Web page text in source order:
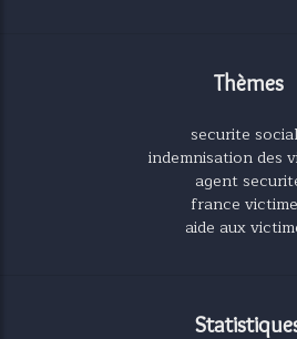
Thèmes
securite
indemnisation des
agent
france
aide aux